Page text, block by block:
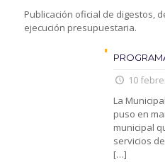
Publicación oficial de digestos,
ejecución presupuestaria.
10
La
puso en
municipal
servicios
[…]